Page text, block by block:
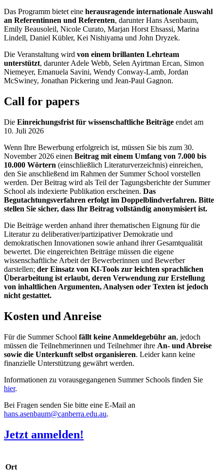
Das Programm bietet eine herausragende internationale Auswahl
an Referentinnen und Referenten, darunter Hans Asenbaum,
Emily Beausoleil, Nicole Curato, Marjan Horst Ehsassi, Marina
Lindell, Daniel Kübler, Kei Nishiyama und John Dryzek.
Die Veranstaltung wird von einem brillanten Lehrteam
unterstützt, darunter Adele Webb, Selen Ayirtman Ercan, Simon
Niemeyer, Emanuela Savini, Wendy Conway-Lamb, Jordan
McSwiney, Jonathan Pickering und Jean-Paul Gagnon.
Call for papers
Die Einreichungsfrist für wissenschaftliche Beiträge endet am
10. Juli 2026
Wenn Ihre Bewerbung erfolgreich ist, müssen Sie bis zum 30.
November 2026 einen Beitrag mit einem Umfang von 7.000 bis
10.000 Wörtern (einschließlich Literaturverzeichnis) einreichen,
den Sie anschließend im Rahmen der Summer School vorstellen
werden. Der Beitrag wird als Teil der Tagungsberichte der Summer
School als indexierte Publikation erscheinen. Das
Begutachtungsverfahren erfolgt im Doppelblindverfahren. Bitte
stellen Sie sicher, dass Ihr Beitrag vollständig anonymisiert ist.
Die Beiträge werden anhand ihrer thematischen Eignung für die
Literatur zu deliberativer/partizipativer Demokratie und
demokratischen Innovationen sowie anhand ihrer Gesamtqualität
bewertet. Die eingereichten Beiträge müssen die eigene
wissenschaftliche Arbeit der Bewerberinnen und Bewerber
darstellen; der Einsatz von KI-Tools zur leichten sprachlichen
Überarbeitung ist erlaubt, deren Verwendung zur Erstellung
von inhaltlichen Argumenten, Analysen oder Texten ist jedoch
nicht gestattet.
Kosten und Anreise
Für die Summer School fällt keine Anmeldegebühr an, jedoch
müssen die Teilnehmerinnen und Teilnehmer ihre An- und Abreise
sowie die Unterkunft selbst organisieren. Leider kann keine
finanzielle Unterstützung gewährt werden.
Informationen zu vorausgegangenen Summer Schools finden Sie
hier.
Bei Fragen senden Sie bitte eine E-Mail an
hans.asenbaum@canberra.edu.au.
Jetzt anmelden!
Ort